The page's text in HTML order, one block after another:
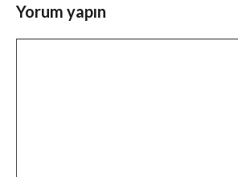
Yorum yapın